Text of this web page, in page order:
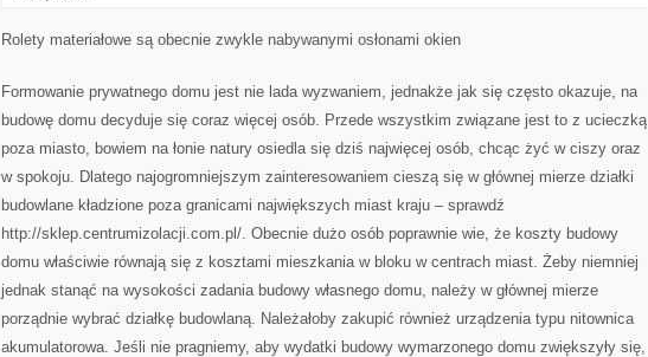
JAK
SIĘ
Rolety materiałowe są obecnie zwykle nabywanymi osłonami okien
Formowanie prywatnego domu jest nie lada wyzwaniem, jednakże jak się często okazuje, na
budowę domu decyduje się coraz więcej osób. Przede wszystkim związane jest to z ucieczką
poza miasto, bowiem na łonie natury osiedla się dziś najwięcej osób, chcąc żyć w ciszy oraz
w spokoju. Dlatego najogromniejszym zainteresowaniem cieszą się w głównej mierze działki
budowlane kładzione poza granicami największych miast kraju – sprawdź
http://sklep.centrumizolacji.com.pl/. Obecnie dużo osób poprawnie wie, że koszty budowy
domu właściwie równają się z kosztami mieszkania w bloku w centrach miast. Żeby niemniej
jednak stanąć na wysokości zadania budowy własnego domu, należy w głównej mierze
porządnie wybrać działkę budowlaną. Należałoby zakupić również urządzenia typu nitownica
akumulatorowa. Jeśli nie pragniemy, aby wydatki budowy wymarzonego domu zwiększyły się,